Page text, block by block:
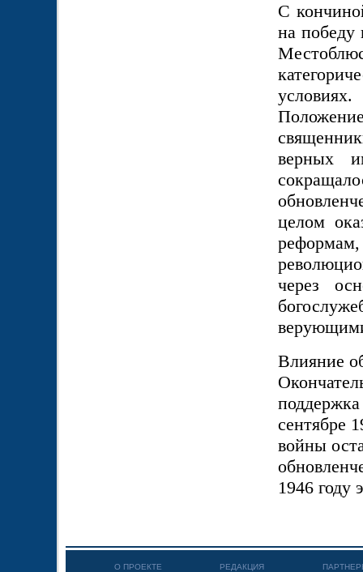
С
на победу
верных
целом
через
Влияние
сентябре
войны
1946 году
О ПРОЕКТЕ РЕДАКЦИЯ